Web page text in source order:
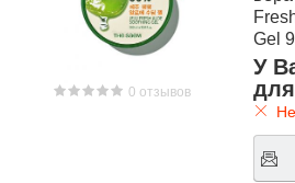
0 отзывов
Gel
У